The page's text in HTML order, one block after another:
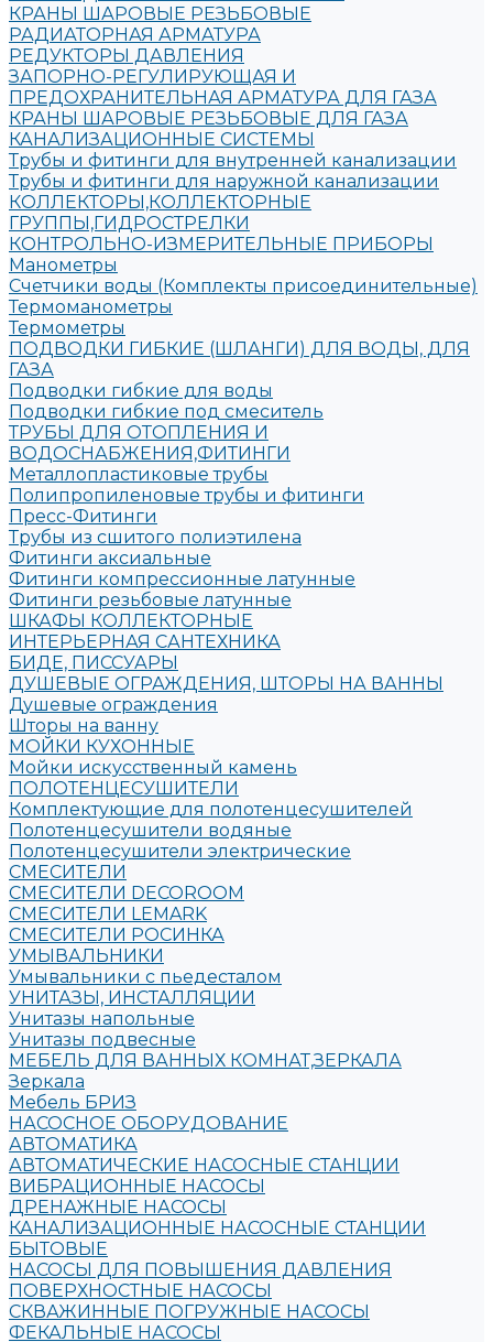
КРАНЫ ШАРОВЫЕ РЕЗЬБОВЫЕ
РАДИАТОРНАЯ АРМАТУРА
РЕДУКТОРЫ ДАВЛЕНИЯ
ЗАПОРНО-РЕГУЛИРУЮЩАЯ И
ПРЕДОХРАНИТЕЛЬНАЯ АРМАТУРА ДЛЯ ГАЗА
КРАНЫ ШАРОВЫЕ РЕЗЬБОВЫЕ ДЛЯ ГАЗА
КАНАЛИЗАЦИОННЫЕ СИСТЕМЫ
Трубы и фитинги для внутренней канализации
Трубы и фитинги для наружной канализации
КОЛЛЕКТОРЫ,КОЛЛЕКТОРНЫЕ
ГРУППЫ,ГИДРОСТРЕЛКИ
КОНТРОЛЬНО-ИЗМЕРИТЕЛЬНЫЕ ПРИБОРЫ
Манометры
Счетчики воды (Комплекты присоединительные)
Термоманометры
Термометры
ПОДВОДКИ ГИБКИЕ (ШЛАНГИ) ДЛЯ ВОДЫ, ДЛЯ
ГАЗА
Подводки гибкие для воды
Подводки гибкие под смеситель
ТРУБЫ ДЛЯ ОТОПЛЕНИЯ И
ВОДОСНАБЖЕНИЯ,ФИТИНГИ
Металлопластиковые трубы
Полипропиленовые трубы и фитинги
Пресс-Фитинги
Трубы из сшитого полиэтилена
Фитинги аксиальные
Фитинги компрессионные латунные
Фитинги резьбовые латунные
ШКАФЫ КОЛЛЕКТОРНЫЕ
ИНТЕРЬЕРНАЯ САНТЕХНИКА
БИДЕ, ПИССУАРЫ
ДУШЕВЫЕ ОГРАЖДЕНИЯ, ШТОРЫ НА ВАННЫ
Душевые ограждения
Шторы на ванну
МОЙКИ КУХОННЫЕ
Мойки искусственный камень
ПОЛОТЕНЦЕСУШИТЕЛИ
Комплектующие для полотенцесушителей
Полотенцесушители водяные
Полотенцесушители электрические
СМЕСИТЕЛИ
СМЕСИТЕЛИ DECOROOM
СМЕСИТЕЛИ LEMARK
СМЕСИТЕЛИ РОСИНКА
УМЫВАЛЬНИКИ
Умывальники с пьедесталом
УНИТАЗЫ, ИНСТАЛЛЯЦИИ
Унитазы напольные
Унитазы подвесные
МЕБЕЛЬ ДЛЯ ВАННЫХ КОМНАТ,ЗЕРКАЛА
Зеркала
Мебель БРИЗ
НАСОСНОЕ ОБОРУДОВАНИЕ
АВТОМАТИКА
АВТОМАТИЧЕСКИЕ НАСОСНЫЕ СТАНЦИИ
ВИБРАЦИОННЫЕ НАСОСЫ
ДРЕНАЖНЫЕ НАСОСЫ
КАНАЛИЗАЦИОННЫЕ НАСОСНЫЕ СТАНЦИИ
БЫТОВЫЕ
НАСОСЫ ДЛЯ ПОВЫШЕНИЯ ДАВЛЕНИЯ
ПОВЕРХНОСТНЫЕ НАСОСЫ
СКВАЖИННЫЕ ПОГРУЖНЫЕ НАСОСЫ
ФЕКАЛЬНЫЕ НАСОСЫ